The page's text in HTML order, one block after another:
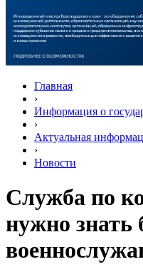
Главная
›
Информация о
›
Актуальная
›
Новости
Служба по
нужно знать